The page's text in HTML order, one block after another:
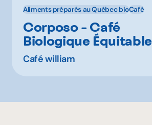
Aliments préparés au Québec bioCafé
Corposo - Café
Biologique Équitable
Café william